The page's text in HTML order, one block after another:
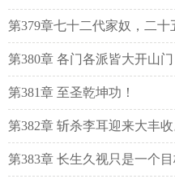
第379章七十二代家奴，二十
第380章 各门各派皆大开山门
第381章 至圣乾坤功！
第382章 斩杀李耳迎来大丰收
第383章 长生久视只是一个目